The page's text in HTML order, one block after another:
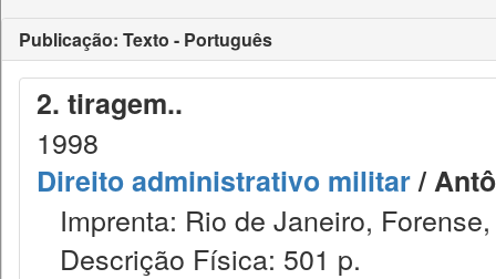
Publicação: Texto - Português
2. tiragem..
1998
Direito administrativo militar/
Imprenta: Rio de Janeiro,
Descrição Física: 501 p.